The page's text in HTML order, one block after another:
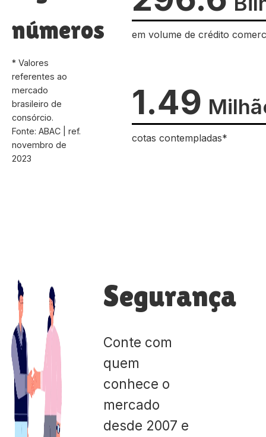
números
* Valores
referentes ao
mercado
brasileiro de
consórcio.
Fonte: ABAC | ref.
novembro de
2023
em volume de crédito
1.49
cotas contempladas*
Segurança
Conte com
quem
conhece o
mercado
desde 2007 e